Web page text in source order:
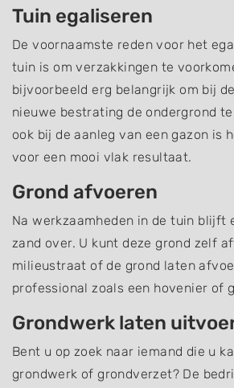
Tuin egaliseren
De voornaamste reden voor het
tuin is om verzakkingen te
bijvoorbeeld erg belangrijk om bij
nieuwe bestrating de ondergrond
ook bij de aanleg van een gazon is
voor een mooi vlak resultaat.
Grond afvoeren
Na werkzaamheden in de tuin blijft
zand over. U kunt deze grond zelf
milieustraat of de grond laten
professional zoals een hovenier of
Grondwerk laten
Bent u op zoek naar iemand die u
grondwerk of grondverzet? De